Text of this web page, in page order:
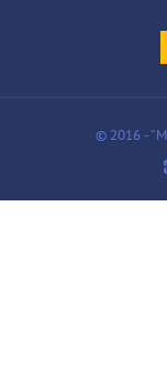
© 2016 -